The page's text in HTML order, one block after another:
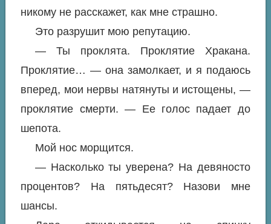
никому не расскажет, как мне страшно.
Это разрушит мою репутацию.
— Ты проклята. Проклятие Хракана.
Проклятие… — она замолкает, и я подаюсь
вперед, мои нервы натянуты и истощены, —
проклятие смерти. — Ее голос падает до
шепота.
Мой нос морщится.
— Насколько ты уверена? На девяносто
процентов? На пятьдесят? Назови мне
шансы.